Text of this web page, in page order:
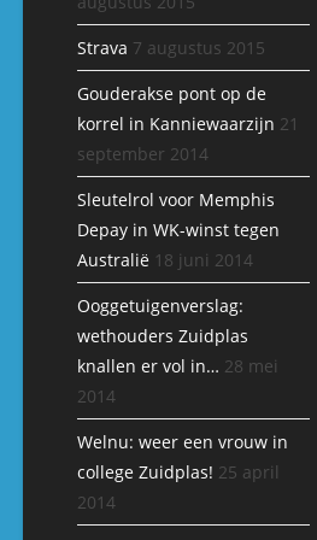
Strava 7 augustus 2015
Gouderakse pont op de
korrel in Kanniewaarzijn 21
september 2014
Sleutelrol voor Memphis
Depay in WK-winst tegen
Australië 18 juni 2014
Ooggetuigenverslag:
wethouders Zuidplas
knallen er vol in… 28 mei
2014
Welnu: weer een vrouw in
college Zuidplas! 25 april
2014